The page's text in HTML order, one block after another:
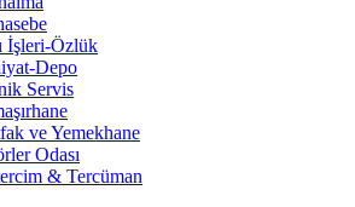
İşleri-Özlük
Depo
Servis
ve Yemekhane
Odası
& Tercüman